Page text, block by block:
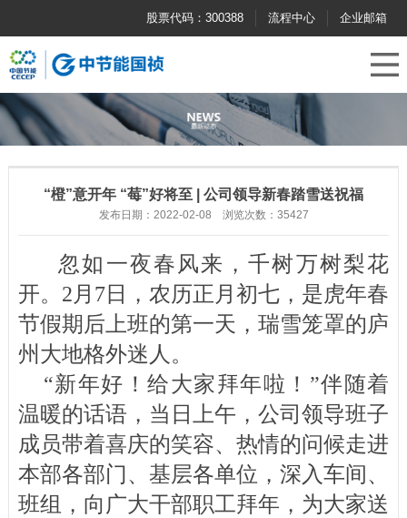
企业邮箱
流程中心
股票代码：300388
“橙”意开年 “莓”好将至 | 公司领导新春踏雪送祝福
发布日期：2022-02-08 浏览次数：35427
忽如一夜春风来，千树万树梨花
开。2月7日，农历正月初七，是虎年春
节假期后上班的第一天，瑞雪笼罩的庐
州大地格外迷人。
“新年好！给大家拜年啦！”伴随着
温暖的话语，当日上午，公司领导班子
成员带着喜庆的笑容、热情的问候走进
本部各部门、基层各单位，深入车间、
班组，向广大干部职工拜年，为大家送